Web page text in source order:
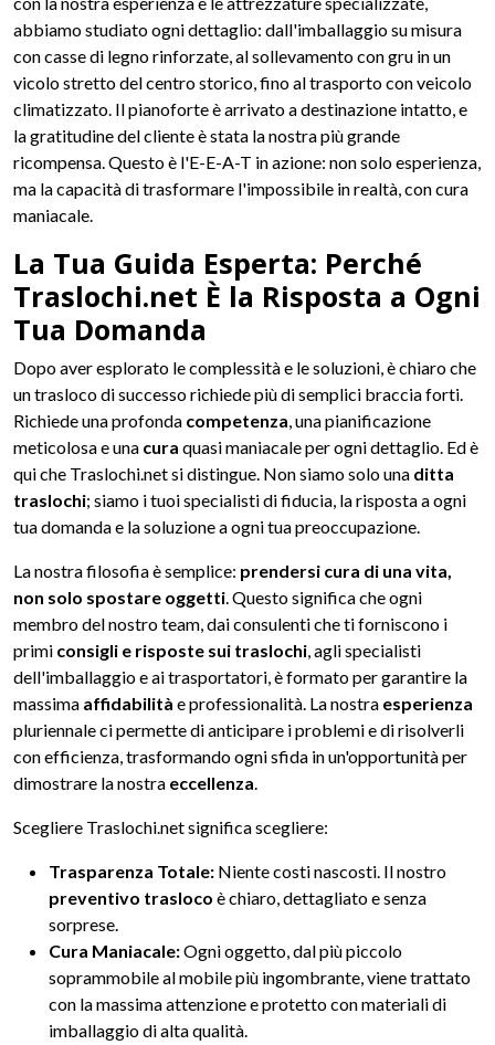
abbiamo studiato ogni dettaglio: dall'imballaggio su misura
con casse di legno rinforzate, al sollevamento con gru in un
vicolo stretto del centro storico, fino al trasporto con veicolo
climatizzato. Il pianoforte è arrivato a destinazione intatto, e
la gratitudine del cliente è stata la nostra più grande
ricompensa. Questo è l'E-E-A-T in azione: non solo esperienza,
ma la capacità di trasformare l'impossibile in realtà, con cura
maniacale.
La Tua Guida Esperta: Perché
Traslochi.net È la Risposta a Ogni
Tua Domanda
Dopo aver esplorato le complessità e le soluzioni, è chiaro che
un trasloco di successo richiede più di semplici braccia forti.
Richiede una profonda competenza, una pianificazione
meticolosa e una cura quasi maniacale per ogni dettaglio. Ed è
qui che Traslochi.net si distingue. Non siamo solo una ditta
traslochi; siamo i tuoi specialisti di fiducia, la risposta a ogni
tua domanda e la soluzione a ogni tua preoccupazione.
La nostra filosofia è semplice: prendersi cura di una vita,
non solo spostare oggetti. Questo significa che ogni
membro del nostro team, dai consulenti che ti forniscono i
primi consigli e risposte sui traslochi, agli specialisti
dell'imballaggio e ai trasportatori, è formato per garantire la
massima affidabilità e professionalità. La nostra esperienza
pluriennale ci permette di anticipare i problemi e di risolverli
con efficienza, trasformando ogni sfida in un'opportunità per
dimostrare la nostra eccellenza.
Scegliere Traslochi.net significa scegliere:
Trasparenza Totale: Niente costi nascosti. Il nostro
preventivo trasloco è chiaro, dettagliato e senza
sorprese.
Cura Maniacale:Ogni oggetto, dal più piccolo
soprammobile al mobile più ingombrante, viene trattato
con la massima attenzione e protetto con materiali di
imballaggio di alta qualità.